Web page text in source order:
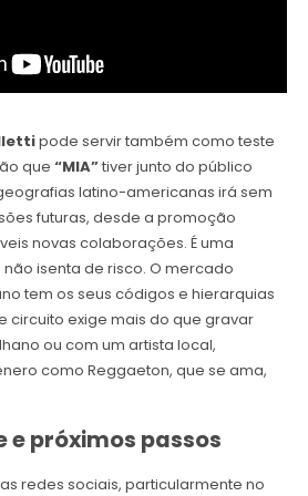
pode servir também como teste
que “MIA”tiver junto do público
latino-americanas irá sem
futuras, desde a promoção
novas colaborações. É uma
isenta de risco. O mercado
tem os seus códigos e hierarquias
circuito exige mais do que gravar
ou com um artista local,
como Reggaeton, que se ama,
e próximos passos
redes sociais, particularmente no